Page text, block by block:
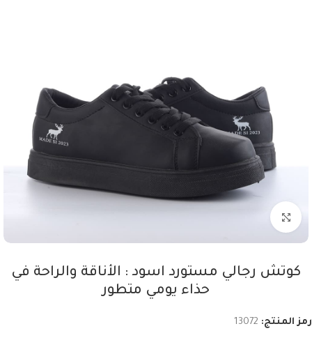
كوتش رجالي مستورد اسود : الأناقة والراحة في
حذاء يومي متطور
رمز المنتج: 13072